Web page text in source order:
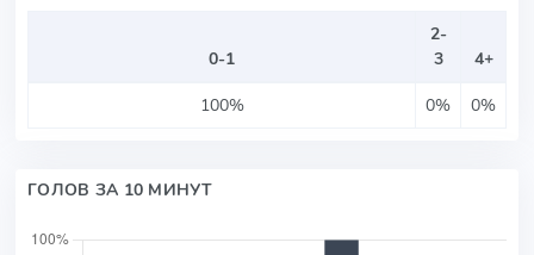
0-1
2-
3
4+
100%
0% 0%
ГОЛОВ ЗА 10 МИНУТ